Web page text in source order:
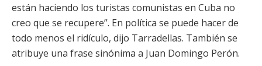
están haciendo los turistas comunistas en Cuba no
creo que se recupere”. En política se puede hacer de
todo menos el ridículo, dijo Tarradellas. También se
atribuye una frase sinónima a Juan Domingo Perón.